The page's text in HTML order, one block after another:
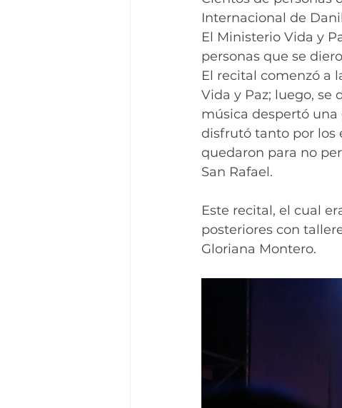
Internacional de
El Ministerio Vida y
personas que se
El recital comenzó a
Vida y Paz; luego, se
música despertó una
disfrutó tanto por los
quedaron para no
San Rafael.
Este recital, el cual
posteriores con
Gloriana Montero.